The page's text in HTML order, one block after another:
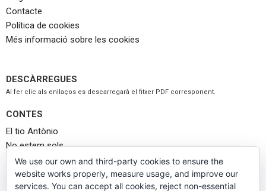
Contacte
Política de cookies
Més informació sobre les cookies
DESCÀRREGUES
Al fer clic als enllaços es descarregarà el fitxer PDF corresponent.
CONTES
El tio Antònio
No estem sols
No m’estranya
La cita
Llop busca caputxeta
We use our own and third-party cookies to ensure the
website works properly, measure usage, and improve our
services. You can accept all cookies, reject non-essential